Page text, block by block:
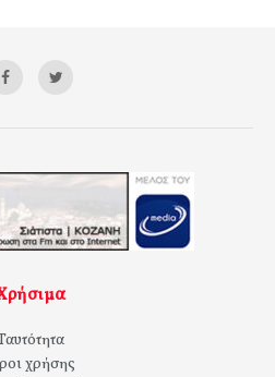
χρήσης